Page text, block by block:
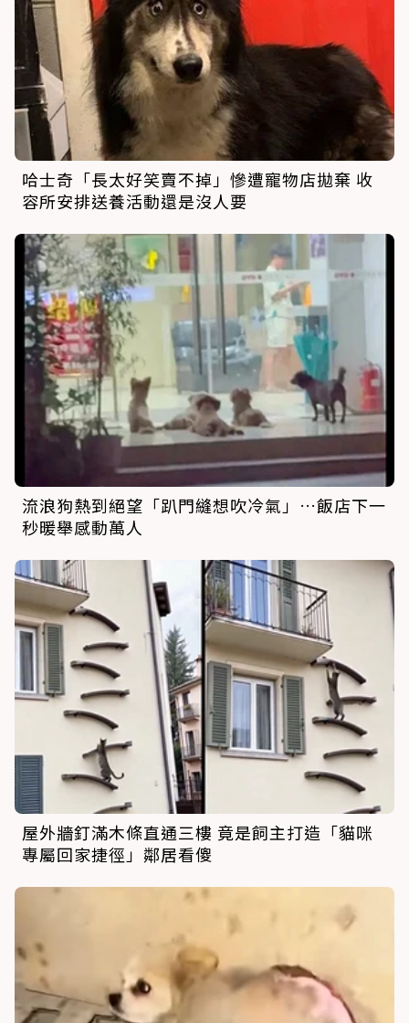
哈士奇「長太好笑賣不掉」慘遭寵物店拋棄 收
容所安排送養活動還是沒人要
流浪狗熱到絕望「趴門縫想吹冷氣」…飯店下一
秒暖舉感動萬人
屋外牆釘滿木條直通三樓 竟是飼主打造「貓咪
專屬回家捷徑」鄰居看傻